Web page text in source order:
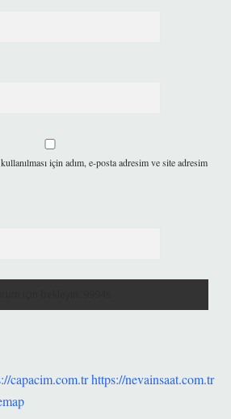
için adım, e-posta adresim ve site adresim
capacim.com.trhttps://nevainsaat.com.tr